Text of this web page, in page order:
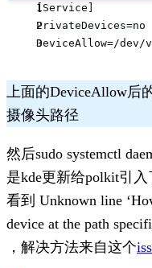
[Service]
PrivateDevices=no
DeviceAllow=/dev/
上面的DeviceAllow后
摄像头路径
然后sudo systemctl
是kde更新给polkit引
看到 Unknown line
device at the path
，解决方法来自这个